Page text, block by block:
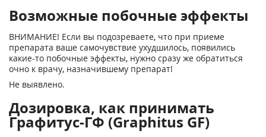
Возможные побочные эффекты
ВНИМАНИЕ! Если вы подозреваете, что при приеме
препарата ваше самочувствие ухудшилось, появились
какие-то побочные эффекты, нужно сразу же обратиться
очно к врачу, назначившему препарат!
Не выявлено.
Дозировка, как принимать
Графитус-ГФ (Graphitus GF)